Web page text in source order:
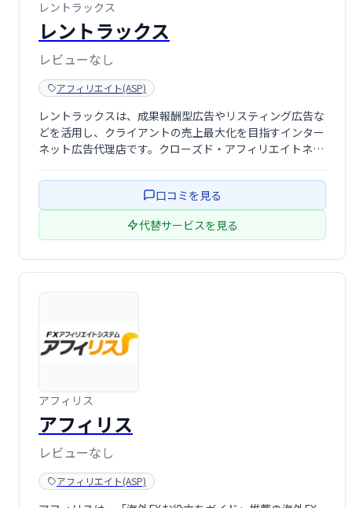
レントラックス
レントラックス
レビューなし
アフィリエイト(ASP)
レントラックスは、成果報酬型広告やリスティング広告な
どを活用し、クライアントの売上最大化を目指すインター
ネット広告代理店です。クローズド・アフィリエイトネッ
略でビジネス成長をサポートします。
口コミを見る
代替サービスを見る
アフィリス
アフィリス
レビューなし
アフィリエイト(ASP)